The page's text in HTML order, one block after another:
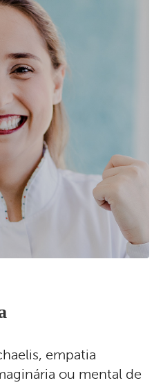
empatia
ou mental de